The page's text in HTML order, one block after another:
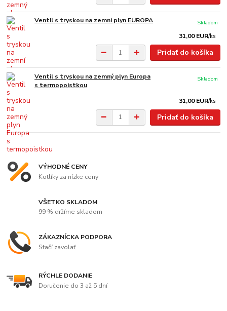
Ventil s tryskou na zemní plyn EUROPA
31,00 EUR/ks
Skladom
Pridať do košíka
Ventil s tryskou na zemný plyn Europa
s termopoistkou
31,00 EUR/ks
Skladom
Pridať do košíka
VÝHODNÉ CENY
Kotlíky za nízke ceny
VŠETKO SKLADOM
99 % držíme skladom
ZÁKAZNÍCKA PODPORA
Stačí zavolať
RÝCHLE DODANIE
Doručenie do 3 až 5 dní